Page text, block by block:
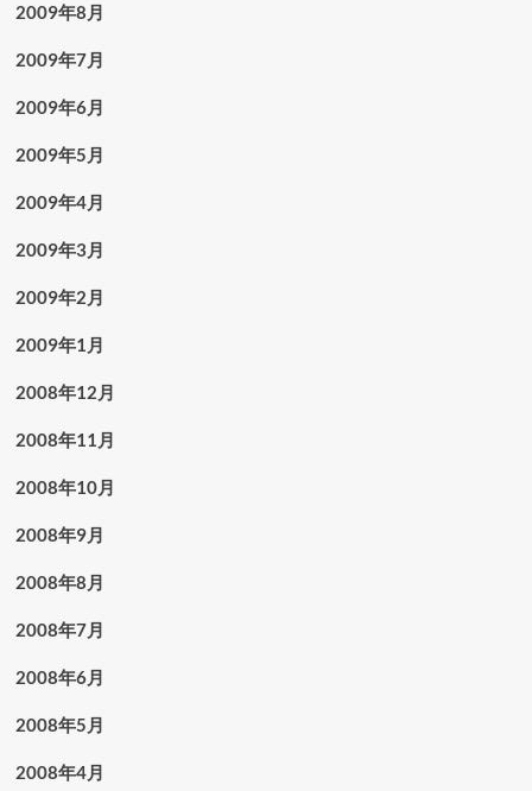
2009年8月
2009年7月
2009年6月
2009年5月
2009年4月
2009年3月
2009年2月
2009年1月
2008年12月
2008年11月
2008年10月
2008年9月
2008年8月
2008年7月
2008年6月
2008年5月
2008年4月